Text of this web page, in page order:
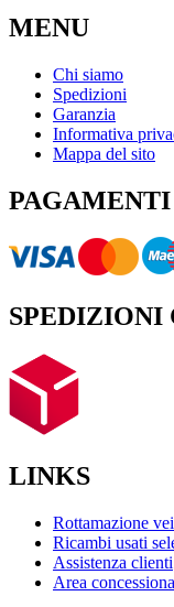
MENU
Chi siamo
Spedizioni
Garanzia
Informativa
Mappa del sito
SPEDIZIONI
LINKS
Rottamazione
Ricambi usati
Assistenza clienti
Area